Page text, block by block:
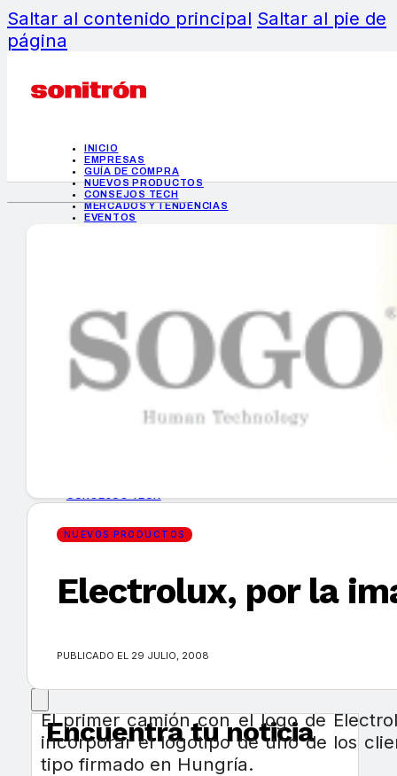
Saltar al contenido principal Saltar al pie de
página
INICIO
EMPRESAS
GUÍA DE COMPRA
NUEVOS PRODUCTOS
CONSEJOS TECH
MERCADOS Y TENDENCIAS
EVENTOS
INICIO
EMPRESAS
GUÍA DE COMPRA
MERCADOS Y TENDENCIAS
EVENTOS
Encuentra tu noticia
NUEVOS PRODUCTOS
Electrolux, por la
PUBLICADO EL 29 JULIO, 2008
El primer camión con el logo de
incorporar el logotipo de uno de los
tipo firmado en Hungría.